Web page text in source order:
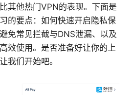
其他热门VPN的表现。下面是
的要点：如何快速开启隐私保
免常见拦截与DNS泄漏、以及
效使用。是否准备好让你的上
我们开始吧。